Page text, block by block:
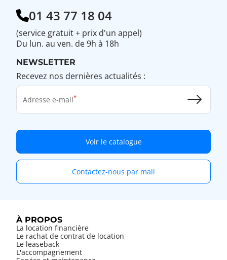
01 43 77 18 04
(service gratuit + prix d'un appel)
Du lun. au ven. de 9h à 18h
NEWSLETTER
Recevez nos dernières actualités :
Adresse e-mail
Voir le catalogue
Contactez-nous par mail
À PROPOS
La location financière
Le rachat de contrat de location
Le leaseback
L'accompagnement